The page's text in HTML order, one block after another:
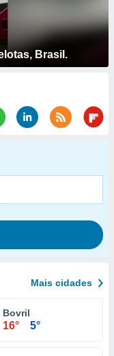
Brasil.
Mais cidades
Bovril
16° 5°